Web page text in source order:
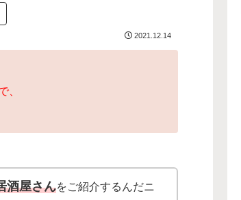
2021.12.14
、
酒屋さんをご紹介するんだニ